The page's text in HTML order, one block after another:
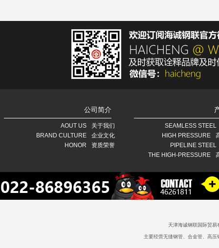
公司简介
AOUT US
关于我们
BRAND CULTURE
企业文化
HONOR
资质荣誉
SEAMLESS STEEL
HIGH PRESSURE
PIPELINE STEEL
THE HIGH-PRESSURE
天津海诚钢联国际贸
主要经营无缝钢管、合金管、高